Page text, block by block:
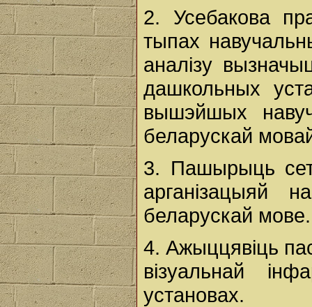
2. Усебакова
тыпах
аналізу
дашкольных
вышэйшых
беларускай
3. Пашырыць
арганізацыяй
беларускай мове.
4. Ажыццявіць
візуальнай
установах.